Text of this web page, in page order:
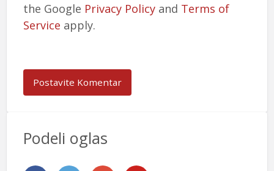
the Google Privacy Policyand Terms of
Service apply.
Podeli oglas